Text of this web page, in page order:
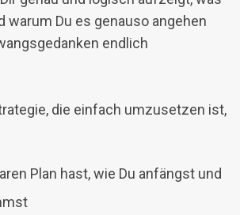
warum Du es genauso angehen
endlich
die einfach umzusetzen ist,
Plan hast, wie Du anfängst und